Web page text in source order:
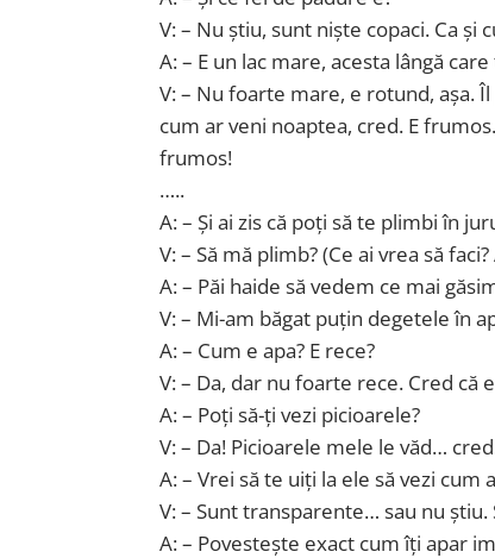
V: – Nu știu, sunt niște copaci. Ca
A: – E un lac mare, acesta lângă
V: – Nu foarte mare, e rotund, așa.
cum ar veni noaptea, cred. E
frumos!
…..
A: – Și ai zis că poți să te plimbi în
V: – Să mă plimb? (Ce ai vrea să
A: – Păi haide să vedem ce mai
V: – Mi-am băgat puțin degetele în
A: – Cum e apa? E rece?
V: – Da, dar nu foarte rece. Cred că
A: – Poți să-ți vezi picioarele?
V: – Da! Picioarele mele le văd…
A: – Vrei să te uiți la ele să vezi cum
V: – Sunt transparente… sau nu știu.
A: – Povestește exact cum îți apar